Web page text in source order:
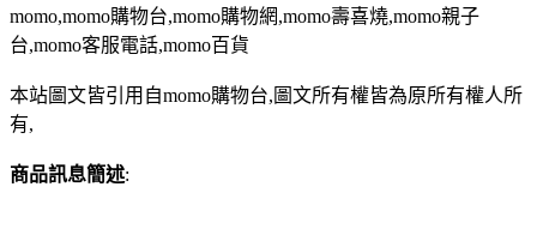
momo,momo購物台,momo購物網,momo壽喜燒,momo親子
台,momo客服電話,momo百貨
本站圖文皆引用自momo購物台,圖文所有權皆為原所有權人所
有,
商品訊息簡述: